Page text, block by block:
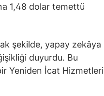
1,48 dolar temettü
şekilde, yapay zekâya
duyurdu. Bu
Yeniden İcat Hizmetleri